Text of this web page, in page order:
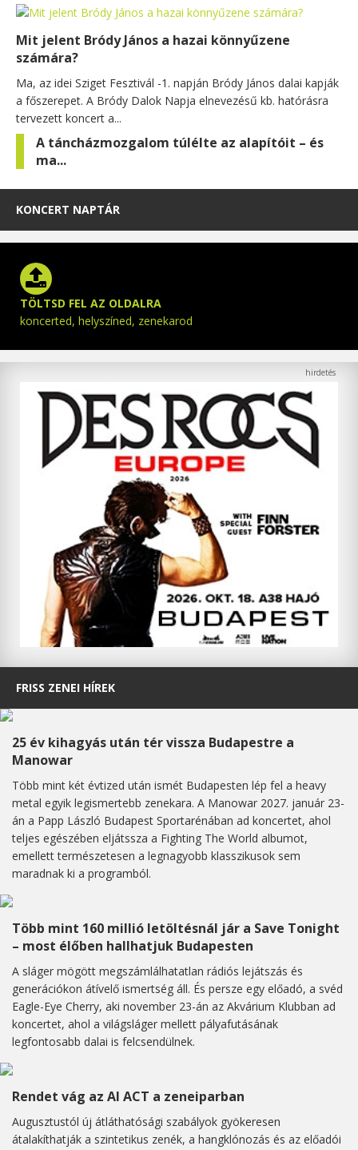
Mit jelent Bródy János a hazai könnyűzene
számára?
Ma, az idei Sziget Fesztivál -1. napján Bródy János dalai kapják
a főszerepet. A Bródy Dalok Napja elnevezésű kb. hatórásra
tervezett koncert a...
A táncházmozgalom túlélte az alapítóit – és
ma...
KONCERT NAPTÁR
TÖLTSD FEL AZ OLDALRA
koncerted, helyszíned, zenekarod
FRISS ZENEI HÍREK
25 év kihagyás után tér vissza Budapestre a
Manowar
Több mint két évtized után ismét Budapesten lép fel a heavy
metal egyik legismertebb zenekara. A Manowar 2027. január 23-
án a Papp László Budapest Sportarénában ad koncertet, ahol
teljes egészében eljátssza a Fighting The World albumot,
emellett természetesen a legnagyobb klasszikusok sem
maradnak ki a programból.
Több mint 160 millió letöltésnál jár a Save Tonight
– most élőben hallhatjuk Budapesten
A sláger mögött megszámlálhatatlan rádiós lejátszás és
generációkon átívelő ismertség áll. És persze egy előadó, a svéd
Eagle-Eye Cherry, aki november 23-án az Akvárium Klubban ad
koncertet, ahol a világsláger mellett pályafutásának
legfontosabb dalai is felcsendülnek.
Rendet vág az AI ACT a zeneiparban
Augusztustól új átláthatósági szabályok gyökeresen
átalakíthatják a szintetikus zenék, a hangklónozás és az előadói